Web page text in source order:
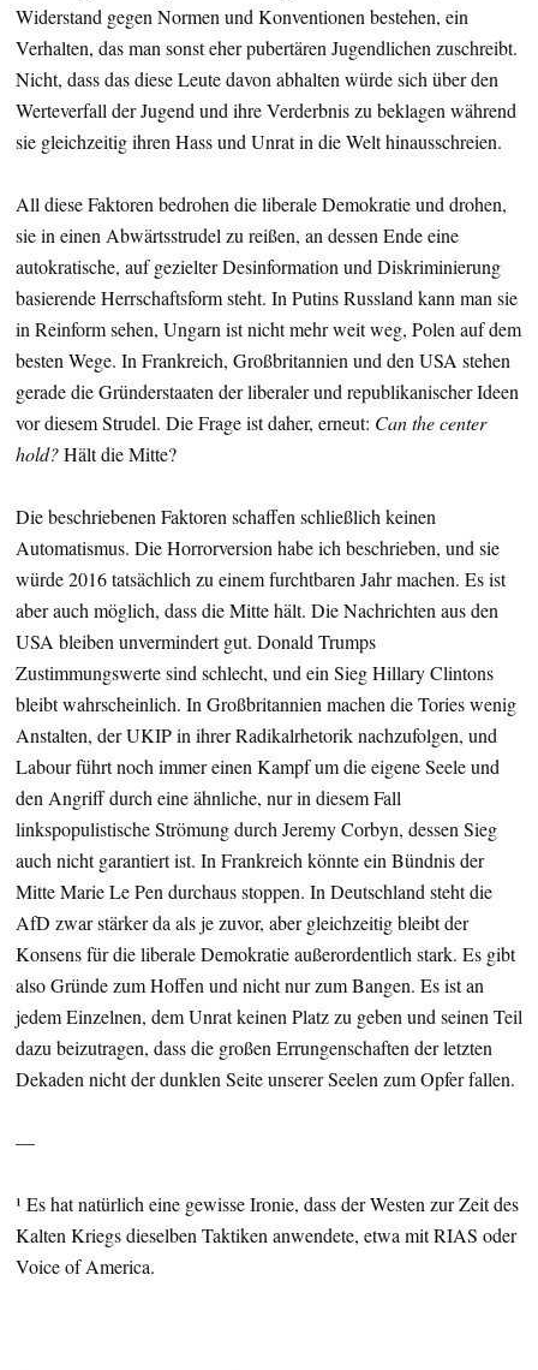
Widerstand gegen Normen und Konventionen bestehen, ein
Verhalten, das man sonst eher pubertären Jugendlichen zuschreibt.
Nicht, dass das diese Leute davon abhalten würde sich über den
Werteverfall der Jugend und ihre Verderbnis zu beklagen während
sie gleichzeitig ihren Hass und Unrat in die Welt hinausschreien.
All diese Faktoren bedrohen die liberale Demokratie und drohen,
sie in einen Abwärtsstrudel zu reißen, an dessen Ende eine
autokratische, auf gezielter Desinformation und Diskriminierung
basierende Herrschaftsform steht. In Putins Russland kann man sie
in Reinform sehen, Ungarn ist nicht mehr weit weg, Polen auf dem
besten Wege. In Frankreich, Großbritannien und den USA stehen
gerade die Gründerstaaten der liberaler und republikanischer Ideen
vor diesem Strudel. Die Frage ist daher, erneut: Can the center
hold?Hält die Mitte?
Die beschriebenen Faktoren schaffen schließlich keinen
Automatismus. Die Horrorversion habe ich beschrieben, und sie
würde 2016 tatsächlich zu einem furchtbaren Jahr machen. Es ist
aber auch möglich, dass die Mitte hält. Die Nachrichten aus den
USA bleiben unvermindert gut. Donald Trumps
Zustimmungswerte sind schlecht, und ein Sieg Hillary Clintons
bleibt wahrscheinlich. In Großbritannien machen die Tories wenig
Anstalten, der UKIP in ihrer Radikalrhetorik nachzufolgen, und
Labour führt noch immer einen Kampf um die eigene Seele und
den Angriff durch eine ähnliche, nur in diesem Fall
linkspopulistische Strömung durch Jeremy Corbyn, dessen Sieg
auch nicht garantiert ist. In Frankreich könnte ein Bündnis der
Mitte Marie Le Pen durchaus stoppen. In Deutschland steht die
AfD zwar stärker da als je zuvor, aber gleichzeitig bleibt der
Konsens für die liberale Demokratie außerordentlich stark. Es gibt
also Gründe zum Hoffen und nicht nur zum Bangen. Es ist an
jedem Einzelnen, dem Unrat keinen Platz zu geben und seinen Teil
dazu beizutragen, dass die großen Errungenschaften der letzten
Dekaden nicht der dunklen Seite unserer Seelen zum Opfer fallen.
—
¹ Es hat natürlich eine gewisse Ironie, dass der Westen zur Zeit des
Kalten Kriegs dieselben Taktiken anwendete, etwa mit RIAS oder
Voice of America.